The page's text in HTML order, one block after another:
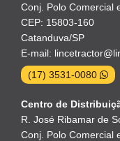
Conj. Polo Comercial
CEP: 15803-160
Catanduva/SP
E-mail:
(17) 3531-0080
Centro de
R. José Ribamar de
Conj. Polo Comercial